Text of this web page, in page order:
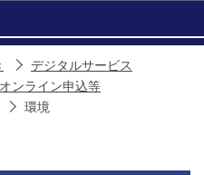
デジタルサービス
オンライン申込等
環境